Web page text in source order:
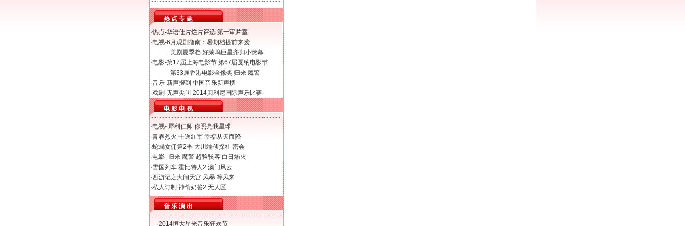
热 点 专 题
·热点-华语佳片烂片评选 第一审片室
·电视-6月观剧指南：暑期档提前来袭
美剧夏季档 好莱坞巨星齐归小荧幕
·电影-第17届上海电影节 第67届戛纳电影节
第33届香港电影金像奖 归来 魔警
·音乐-新声报到 中国音乐新声榜
·戏剧-无声尖叫 2014贝利尼国际声乐比赛
电 影 电 视
·电视- 犀利仁师 你照亮我星球
·青春烈火 十送红军 幸福从天而降
·蛇蝎女佣第2季 大川端侦探社 密会
·电影- 归来 魔警 超验骇客 白日焰火
·雪国列车 霍比特人2 澳门风云
·西游记之大闹天宫 风暴 等风来
·私人订制 神偷奶爸2 无人区
音 乐 演 出
·2014恒大星光音乐狂欢节